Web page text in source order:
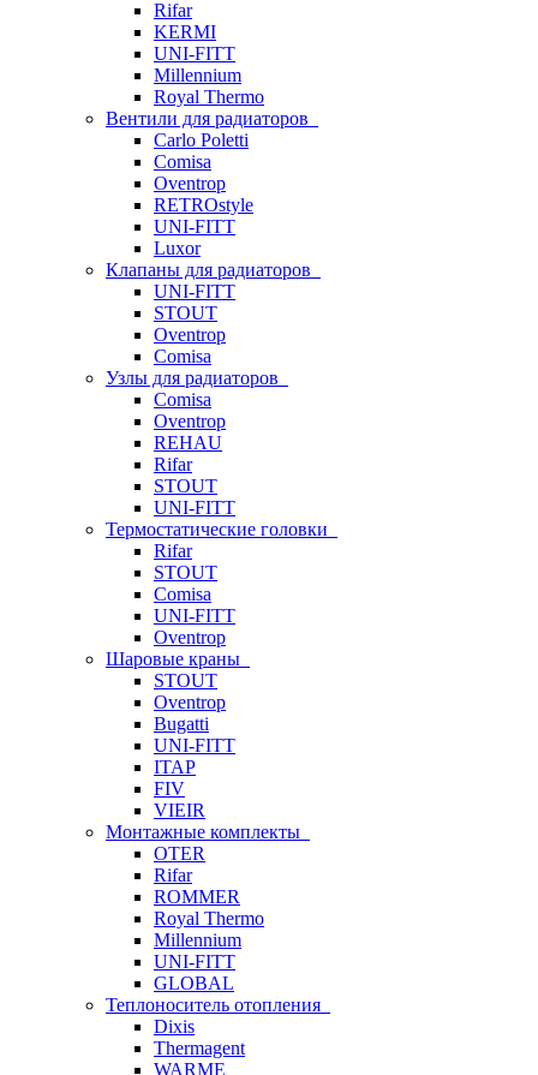
Rifar
KERMI
UNI-FITT
Millennium
Royal Thermo
Вентили для радиаторов
Carlo Poletti
Comisa
Oventrop
RETROstyle
UNI-FITT
Luxor
Клапаны для радиаторов
UNI-FITT
STOUT
Oventrop
Comisa
Узлы для радиаторов
Comisa
Oventrop
REHAU
Rifar
STOUT
UNI-FITT
Термостатические головки
Rifar
STOUT
Comisa
UNI-FITT
Oventrop
Шаровые краны
STOUT
Oventrop
Bugatti
UNI-FITT
ITAP
FIV
VIEIR
Монтажные комплекты
OTER
Rifar
ROMMER
Royal Thermo
Millennium
UNI-FITT
GLOBAL
Теплоноситель отопления
Dixis
Thermagent
WARME